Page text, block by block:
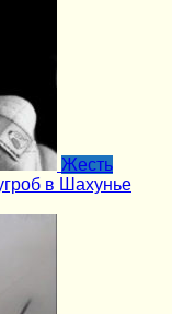
Жесть
в Шахунье